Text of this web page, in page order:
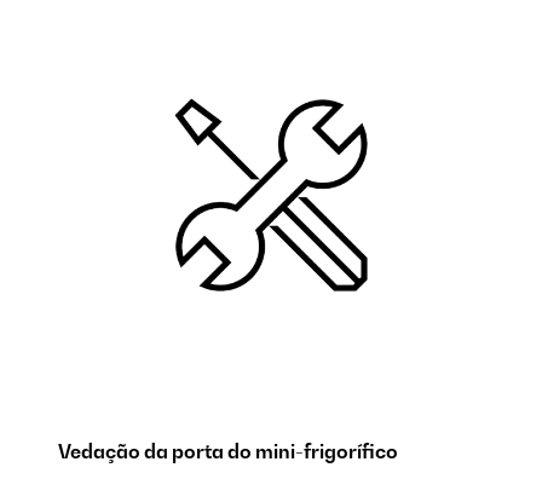
Vedação da porta do mini-frigorífico